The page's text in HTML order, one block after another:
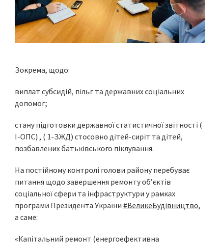
Зокрема, щодо:
виплат субсидій, пільг та державних соціальних
допомог;
стану підготовки державної статистичної звітності (
І-ОПС) , ( 1-ЗЖД) стосовно дітей-сиріт та дітей,
позбавлених батьківського піклування.
На постійному контролі голови району перебуває
питання щодо завершення ремонту об’єктів
соціальної сфери та інфраструктури у рамках
програми Президента України #ВеликеБудівництво,
а саме:
«Капітальний ремонт (енергоефективна